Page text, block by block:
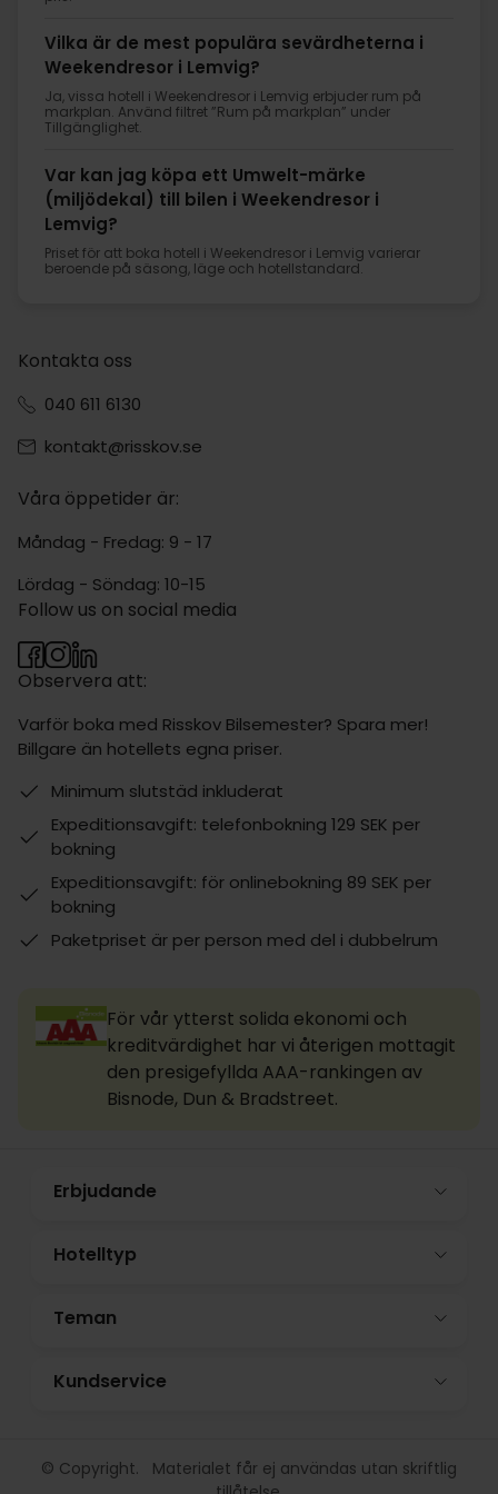
Vilka är de mest populära sevärdheterna i
Weekendresor i Lemvig?
Ja, vissa hotell i Weekendresor i Lemvig erbjuder rum på
markplan. Använd filtret ”Rum på markplan” under
Tillgänglighet.
Var kan jag köpa ett Umwelt-märke
(miljödekal) till bilen i Weekendresor i
Lemvig?
Priset för att boka hotell i Weekendresor i Lemvig varierar
beroende på säsong, läge och hotellstandard.
Kontakta oss
040 611 6130
kontakt@risskov.se
Våra öppetider är:
Måndag - Fredag: 9 - 17
Lördag - Söndag: 10-15
Observera att:
Varför boka med Risskov Bilsemester? Spara mer!
Billgare än hotellets egna priser.
Minimum slutstäd inkluderat
Expeditionsavgift: telefonbokning 129 SEK per
bokning
Expeditionsavgift: för onlinebokning 89 SEK per
bokning
Paketpriset är per person med del i dubbelrum
Follow us on social media
För vår ytterst solida ekonomi och
kreditvärdighet har vi återigen mottagit
den presigefyllda AAA-rankingen av
Bisnode, Dun & Bradstreet.
Erbjudande
Hotelltyp
Teman
Kundservice
© Copyright. Materialet får ej användas utan skriftlig